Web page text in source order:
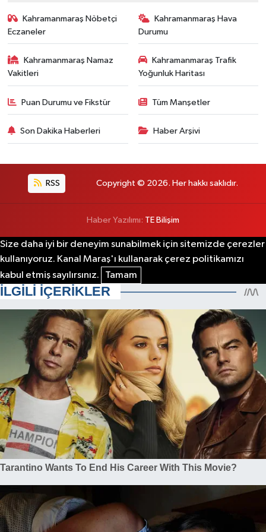
Kahramanmaraş Nöbetçi
Eczaneler
Kahramanmaraş Hava
Durumu
Kahramanmaraş Namaz
Vakitleri
Kahramanmaraş Trafik
Yoğunluk Haritası
Puan Durumu ve Fikstür Tüm Manşetler
Son Dakika Haberleri Haber Arşivi
RSS Copyright © 2026. Her hakkı saklıdır.
Haber Yazılımı: TE Bilişim
Size daha iyi bir deneyim sunabilmek için sitemizde çerezler
kullanıyoruz. Kanal Maraş'ı kullanarak çerez politikamızı
kabul etmiş sayılırsınız.
Tamam